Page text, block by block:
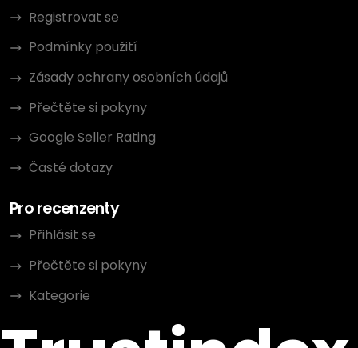
Registrovat se
Podmínky použití
Zásady ochrany osobních údajů
Přečtěte si pokyny
Google Seller Rating
Časté dotazy
Pro recenzenty
Přihlásit se
Přečtěte si pokyny
Kategorie